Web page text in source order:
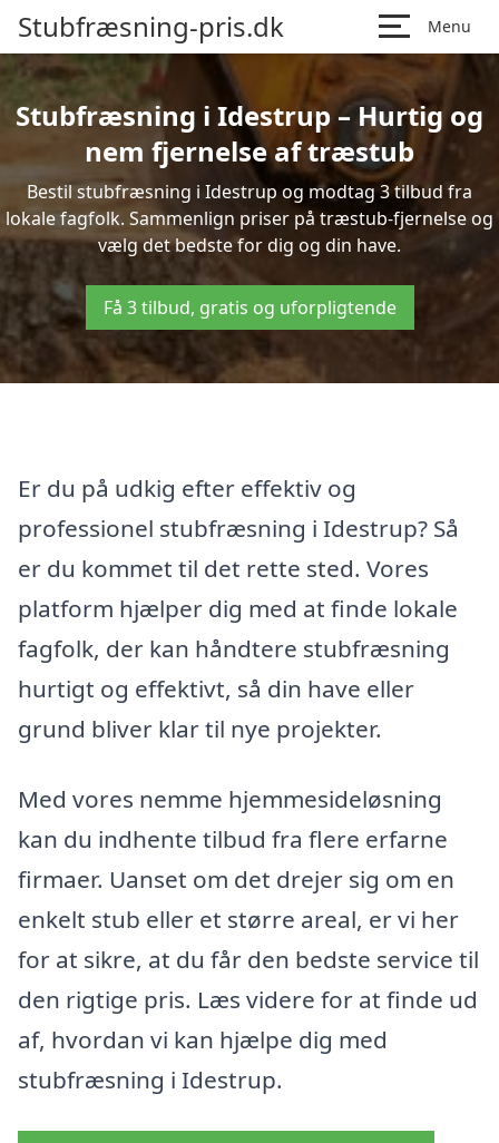
Stubfræsning-pris.dk Menu
Stubfræsning i Idestrup – Hurtig og
nem fjernelse af træstub
Bestil stubfræsning i Idestrup og modtag 3 tilbud fra
lokale fagfolk. Sammenlign priser på træstub-fjernelse og
vælg det bedste for dig og din have.
Få 3 tilbud, gratis og uforpligtende
Er du på udkig efter effektiv og
professionel stubfræsning i Idestrup? Så
er du kommet til det rette sted. Vores
platform hjælper dig med at finde lokale
fagfolk, der kan håndtere stubfræsning
hurtigt og effektivt, så din have eller
grund bliver klar til nye projekter.
Med vores nemme hjemmesideløsning
kan du indhente tilbud fra flere erfarne
firmaer. Uanset om det drejer sig om en
enkelt stub eller et større areal, er vi her
for at sikre, at du får den bedste service til
den rigtige pris. Læs videre for at finde ud
af, hvordan vi kan hjælpe dig med
stubfræsning i Idestrup.